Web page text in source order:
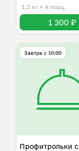
курицей
1,2 кг ≈ 4 порц.
1 300 ₽
Завтра c 10:00
Профитрольки с